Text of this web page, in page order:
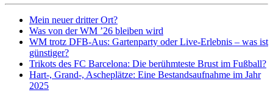
Mein neuer dritter Ort?
Was von der WM ’26 bleiben wird
WM trotz DFB-Aus: Gartenparty oder Live-Erlebnis – was ist
günstiger?
Trikots des FC Barcelona: Die berühmteste Brust im Fußball?
Hart-, Grand-, Ascheplätze: Eine Bestandsaufnahme im Jahr
2025